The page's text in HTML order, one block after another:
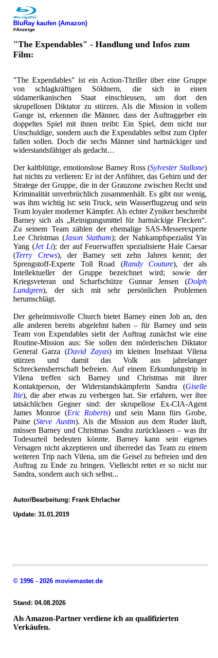
BluRay kaufen (Amazon)
#Anzeige
"The Expendables" - Handlung und Infos zum
Film:
"The Expendables" ist ein Action-Thriller über eine Gruppe
von schlagkräftigen Söldnern, die sich in einen
südamerikanischen Staat einschleusen, um dort den
skrupellosen Diktator zu stürzen. Als die Mission in vollem
Gange ist, erkennen die Männer, dass der Auftraggeber ein
doppeltes Spiel mit ihnen treibt: Ein Spiel, dem nicht nur
Unschuldige, sondern auch die Expendables selbst zum Opfer
fallen sollen. Doch die sechs Männer sind hartnäckiger und
widerstandsfähiger als gedacht…
Der kaltblütige, emotionslose Barney Ross (Sylvester Stallone)
hat nichts zu verlieren: Er ist der Anführer, das Gehirn und der
Stratege der Gruppe, die in der Grauzone zwischen Recht und
Kriminalität unverbrüchlich zusammenhält. Es gibt nur wenig,
was ihm wichtig ist: sein Truck, sein Wasserflugzeug und sein
Team loyaler moderner Kämpfer. Als echter Zyniker beschreibt
Barney sich als „Reinigungsmittel für hartnäckige Flecken“.
Zu seinem Team zählen der ehemalige SAS-Messerexperte
Lee Christmas (Jason Statham); der Nahkampfspezialist Yin
Yang (Jet Li); der auf Feuerwaffen spezialisierte Hale Caesar
(Terry Crews), der Barney seit zehn Jahren kennt; der
Sprengstoff-Experte Toll Road (Randy Couture), der als
Intellektueller der Gruppe bezeichnet wird; sowie der
Kriegsveteran und Scharfschütze Gunnar Jensen (Dolph
Lundgren), der sich mit sehr persönlichen Problemen
herumschlägt.
Der geheimnisvolle Church bietet Barney einen Job an, den
alle anderen bereits abgelehnt haben – für Barney und sein
Team von Expendables sieht der Auftrag zunächst wie eine
Routine-Mission aus: Sie sollen den mörderischen Diktator
General Garza (David Zayas) im kleinen Inselstaat Vilena
stürzen und damit das Volk aus jahrelanger
Schreckensherrschaft befreien. Auf einem Erkundungstrip in
Vilena treffen sich Barney und Christmas mit ihrer
Kontaktperson, der Widerstandskämpferin Sandra (Giselle
Itie), die aber etwas zu verbergen hat. Sie erfahren, wer ihre
tatsächlichen Gegner sind: der skrupellose Ex-CIA-Agent
James Monroe (Eric Roberts) und sein Mann fürs Grobe,
Paine (Steve Austin). Als die Mission aus dem Ruder läuft,
müssen Barney und Christmas Sandra zurücklassen – was ihr
Todesurteil bedeuten könnte. Barney kann sein eigenes
Versagen nicht akzeptieren und überredet das Team zu einem
weiteren Trip nach Vilena, um die Geisel zu befreien und den
Auftrag zu Ende zu bringen. Vielleicht rettet er so nicht nur
Sandra, sondern auch sich selbst...
Autor/Bearbeitung: Frank Ehrlacher
Update: 31.01.2019
© 1996 - 2026 moviemaster.de
Stand: 04.08.2026
Als Amazon-Partner verdiene ich an qualifizierten
Verkäufen.